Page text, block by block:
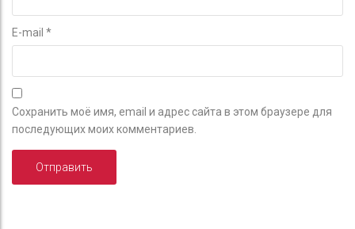
E-mail *
Сохранить моё имя, email и адрес сайта в этом браузере для
последующих моих комментариев.